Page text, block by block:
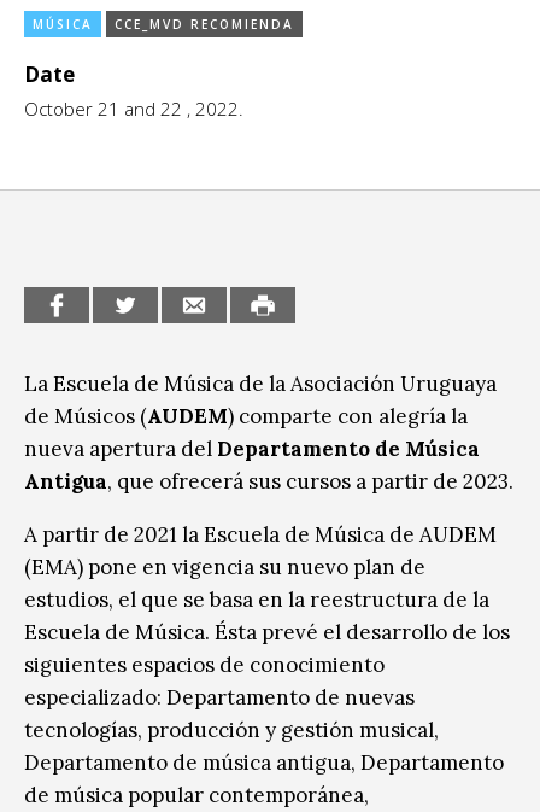
CCE en el interior/libros
Espacio itinerante de lectura infantil
Exposiciones
Formación
Infantil y Juvenil
Medio Ambiente
Sin categoría
MÚSICA CCE_MVD RECOMIENDA
Date
October 21 and 22 , 2022.
La Escuela de Música de la Asociación Uruguaya
de Músicos (AUDEM) comparte con alegría la
nueva apertura del Departamento de Música
Antigua, que ofrecerá sus cursos a partir de 2023.
A partir de 2021 la Escuela de Música de AUDEM
(EMA) pone en vigencia su nuevo plan de
estudios, el que se basa en la reestructura de la
Escuela de Música. Ésta prevé el desarrollo de los
siguientes espacios de conocimiento
especializado: Departamento de nuevas
tecnologías, producción y gestión musical,
Departamento de música antigua, Departamento
de música popular contemporánea,